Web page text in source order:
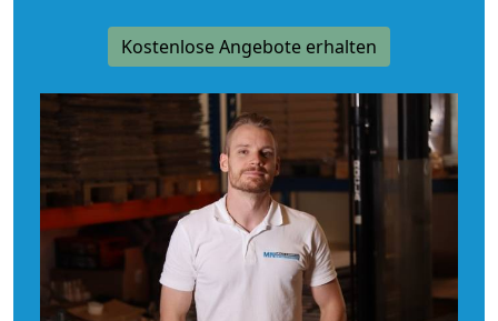
Kostenlose Angebote erhalten